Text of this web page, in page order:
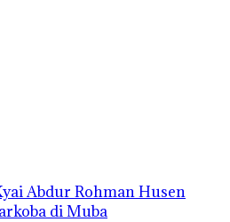
Abdur Rohman Husen
di Muba